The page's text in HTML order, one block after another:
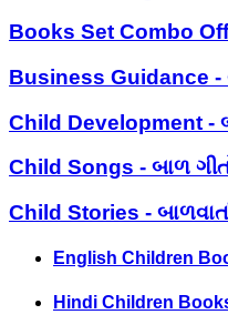
Books Set Combo
Business Guidance -
Child Development -
Child Songs - બાળ
Child Stories -
English Children
Hindi Children